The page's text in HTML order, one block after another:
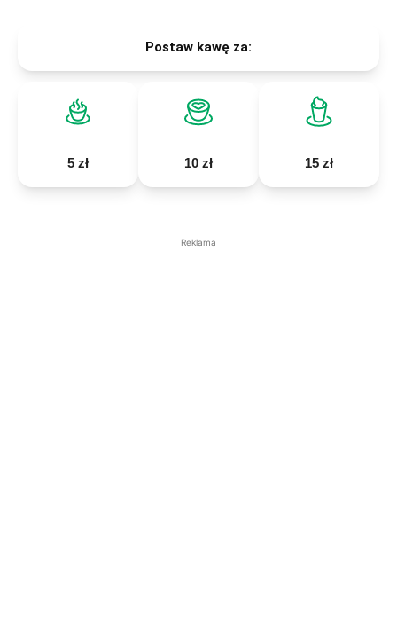
Postaw kawę za:
5 zł 10 zł 15 zł
Reklama